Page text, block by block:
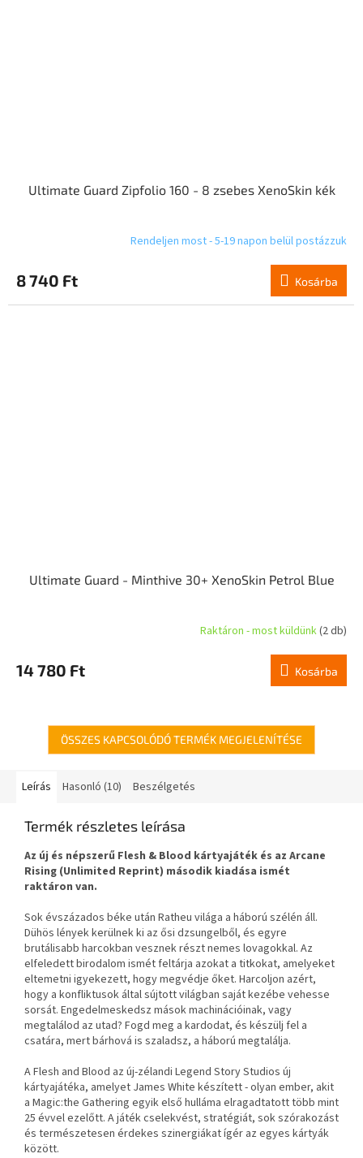
Ultimate Guard Zipfolio 160 - 8 zsebes XenoSkin kék
Rendeljen most - 5-19 napon belül postázzuk
8 740 Ft Kosárba
Ultimate Guard - Minthive 30+ XenoSkin Petrol Blue
Raktáron - most küldünk(2 db)
14 780 Ft Kosárba
ÖSSZES KAPCSOLÓDÓ TERMÉK MEGJELENÍTÉSE
Leírás Hasonló (10) Beszélgetés
Termék részletes leírása
Az új és népszerű Flesh & Blood kártyajáték és az Arcane
Rising (Unlimited Reprint) második kiadása ismét
raktáron van.
Sok évszázados béke után Ratheu világa a háború szélén áll.
Dühös lények kerülnek ki az ősi dzsungelből, és egyre
brutálisabb harcokban vesznek részt nemes lovagokkal. Az
elfeledett birodalom ismét feltárja azokat a titkokat, amelyeket
eltemetni igyekezett, hogy megvédje őket. Harcoljon azért,
hogy a konfliktusok által sújtott világban saját kezébe vehesse
sorsát. Engedelmeskedsz mások machinációinak, vagy
megtalálod az utad? Fogd meg a kardodat, és készülj fel a
csatára, mert bárhová is szaladsz, a háború megtalálja.
A Flesh and Blood az új-zélandi Legend Story Studios új
kártyajátéka, amelyet James White készített - olyan ember, akit
a Magic:the Gathering egyik első hulláma elragadtatott több mint
25 évvel ezelőtt. A játék cselekvést, stratégiát, sok szórakozást
és természetesen érdekes szinergiákat ígér az egyes kártyák
között.